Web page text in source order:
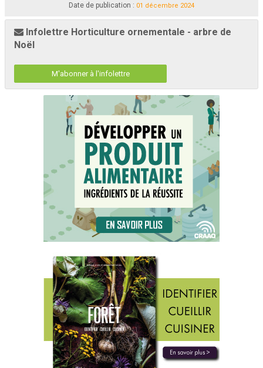
Date de publication : 01 décembre 2024
Infolettre Horticulture ornementale - arbre de
Noël
M'abonner à l'infolettre